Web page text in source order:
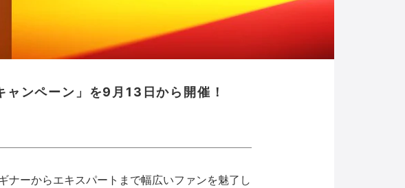
ンペーン」を9月13日から開催！
ナーからエキスパートまで幅広いファンを魅了し